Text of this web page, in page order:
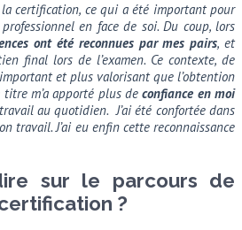
certification, ce qui a été important pour
en face de soi. Du coup, lors
ont été reconnues par mes pairs, et
final lors de l’examen. Ce contexte, de
et plus valorisant que l’obtention
m’a apporté plus deconfiance en moi
au quotidien. J’ai été confortée dans
travail. J’ai eu enfin cette reconnaissance
sur le parcours de
?